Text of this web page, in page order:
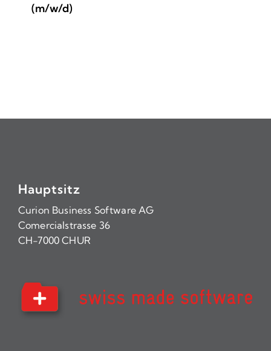
(m/w/d)
Hauptsitz
Curion Business Software AG
Comercialstrasse 36
CH-7000 CHUR